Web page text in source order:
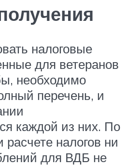
налоговые
для ветеранов
необходимо
перечень, и
каждой из них. По
налогов ни
для ВДБ не